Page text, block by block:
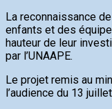
La reconnaissance
enfants et des
hauteur de leur
par l’UNAAPE.
Le projet remis au
l’audience du 13